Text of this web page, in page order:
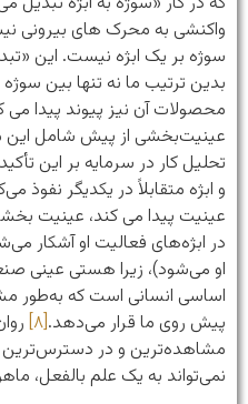
واکنشی به محرک های بیرونی
سوژه بر یک ابژه نیست. این
بدین ترتیب ما نه تنها بین
محصولات آن نیز پیوند پیدا می
عینیت‌‌بخشی از پیش شامل
تحلیل کار در سرمایه بر این
و ابژه متقابلاً در یکدیگر نفوذ
عینیت پیدا می کند، عینیت
در ابژه‌های فعالیت او آشکار
او می‌شود)، زیرا هستی عینی
اساسی انسانی است که به‌طور
پیش روی ما قرار می‌دهد.[۸]
مشاهده‌ترین و در دسترس‌ترین
نمی‌تواند به یک علم بالفعل،